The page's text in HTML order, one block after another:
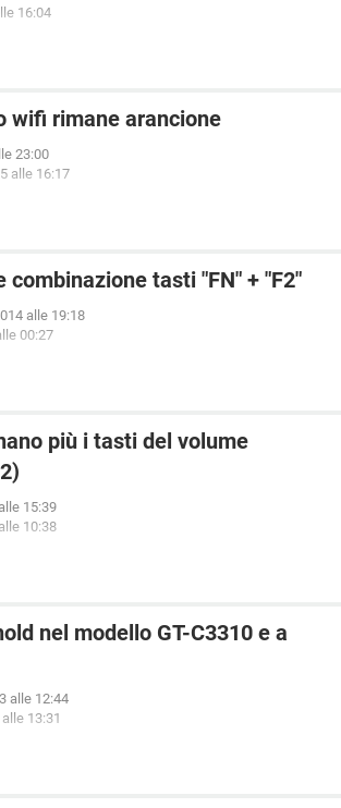
16:04
wifi rimane arancione
23:00
alle 16:17
combinazione tasti "FN" + "F2"
alle 19:18
00:27
più i tasti del volume
15:39
10:38
nel modello GT-C3310 e a
alle 12:44
13:31